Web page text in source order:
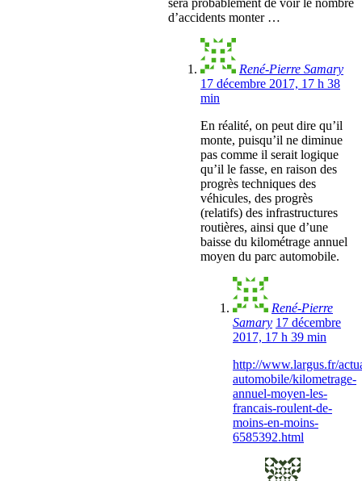
sera probablement de voir le nombre
d’accidents monter …
René-Pierre Samary
17 décembre 2017, 17 h 38
min
En réalité, on peut dire qu’il
monte, puisqu’il ne diminue
pas comme il serait logique
qu’il le fasse, en raison des
progrès techniques des
véhicules, des progrès
(relatifs) des infrastructures
routières, ainsi que d’une
baisse du kilométrage annuel
moyen du parc automobile.
René-Pierre
Samary 17 décembre
2017, 17 h 39 min
http://www.largus.fr/
automobile/kilometrage-
annuel-moyen-les-
francais-roulent-de-
moins-en-moins-
6585392.html